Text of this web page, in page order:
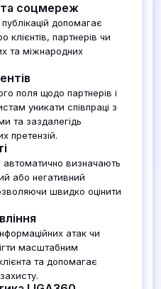
та соцмереж
допомагає
клієнтів, партнерів чи
та міжнародних
поля щодо партнерів і
уникати співпраці з
та заздалегідь
претензій.
автоматично визначають
або негативний
швидко оцінити
атак чи
масштабним
та допомагає